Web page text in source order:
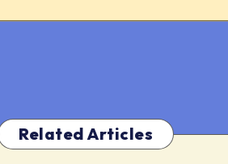
Related Articles